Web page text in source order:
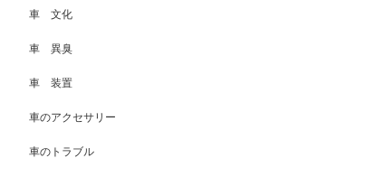
車 文化
車 異臭
車 装置
車のアクセサリー
車のトラブル